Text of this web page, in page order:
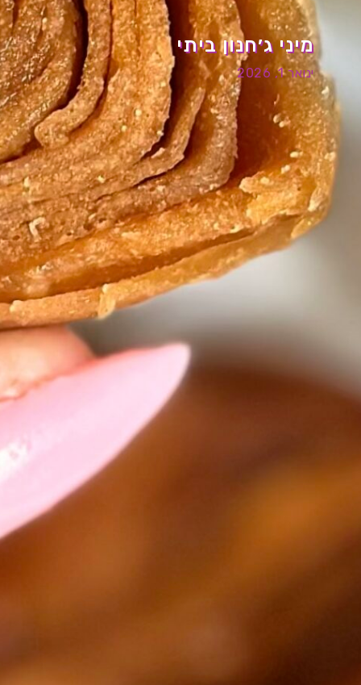
מיני ג׳חנון ביתי
ינואר 1, 2026